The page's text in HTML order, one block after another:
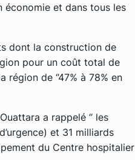
économie et dans tous les
dont la construction de
pour un coût total de
de ‘’47% à 78% en
a rappelé ‘’ les
et 31 milliards
du Centre hospitalier